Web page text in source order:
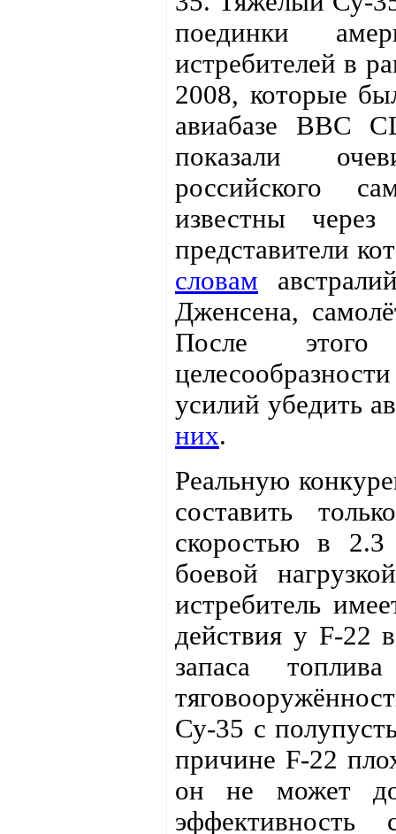
поединки
истребителей в
2008, которые
авиабазе ВВС
показали
российского
известны через
представители
словам
Дженсена,
После
усилий убедить
них.
Реальную
составить
скоростью в
боевой
истребитель
действия у F-22
запаса
Су-35 с
причине F-22
он не может
эффективность